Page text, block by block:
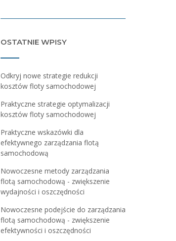
OSTATNIE WPISY
Odkryj nowe strategie redukcji
kosztów floty samochodowej
Praktyczne strategie optymalizacji
kosztów floty samochodowej
Praktyczne wskazówki dla
efektywnego zarządzania flotą
samochodową
Nowoczesne metody zarządzania
flotą samochodową - zwiększenie
wydajności i oszczędności
Nowoczesne podejście do zarządzania
flotą samochodową - zwiększenie
efektywności i oszczędności